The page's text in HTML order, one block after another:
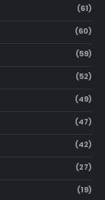
(61)
(60)
(59)
(52)
(49)
(47)
(42)
(27)
(19)